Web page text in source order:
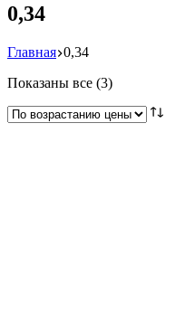
0,34
Главная 0,34
Показаны все (3)Цены:
возрастанию